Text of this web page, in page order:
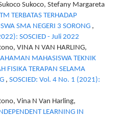
Sukoco, Stefany Margareta
TERBATAS TERHADAP
SMA NEGERI 3 SORONG ,
SOSCIED - Juli 2022
VINA N VAN HARLING,
MAHASISWA TEKNIK
FISIKA TERAPAN SELAMA
, SOSCIED: Vol. 4 No. 1 (2021):
Vina N Van Harling,
LEARNING IN